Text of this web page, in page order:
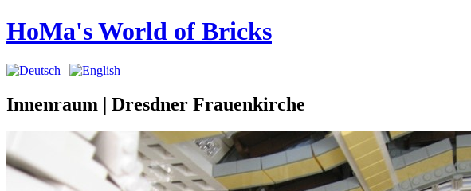
HoMa's World of Bricks
|
Innenraum | Dresdner Frauenkirche